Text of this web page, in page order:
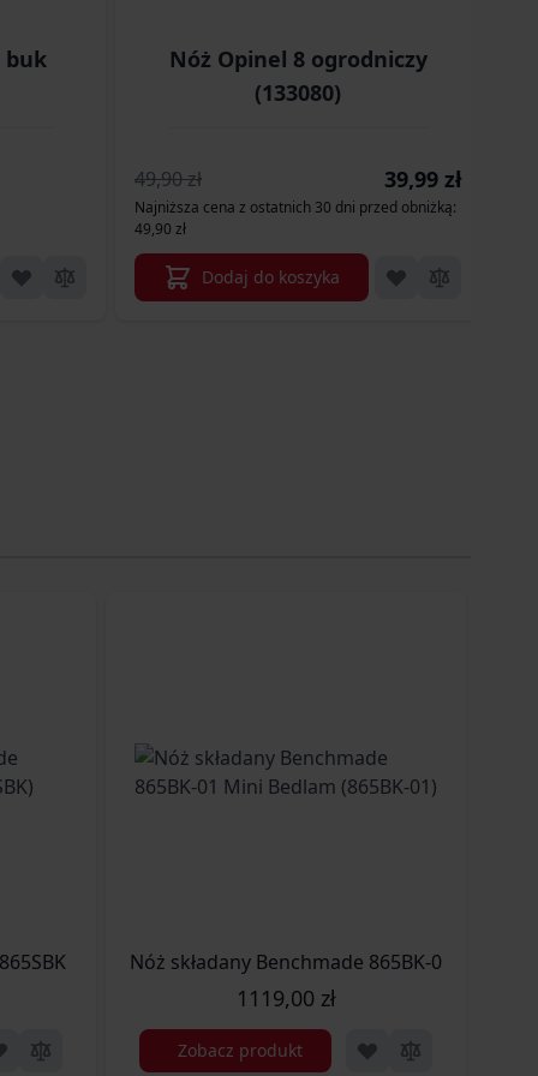
buk
Nóż Opinel 8 ogrodniczy
(133080)
49,90 zł Cena promocyjna
39,99 zł
Najniższa cena z ostatnich 30 dni przed obniżką:
49,90 zł
Dodaj do koszyka
Mini Bedlam (865SBK)
Nóż składany Benchmade 865BK-01 Mini
1119,00 zł
Zobacz produkt